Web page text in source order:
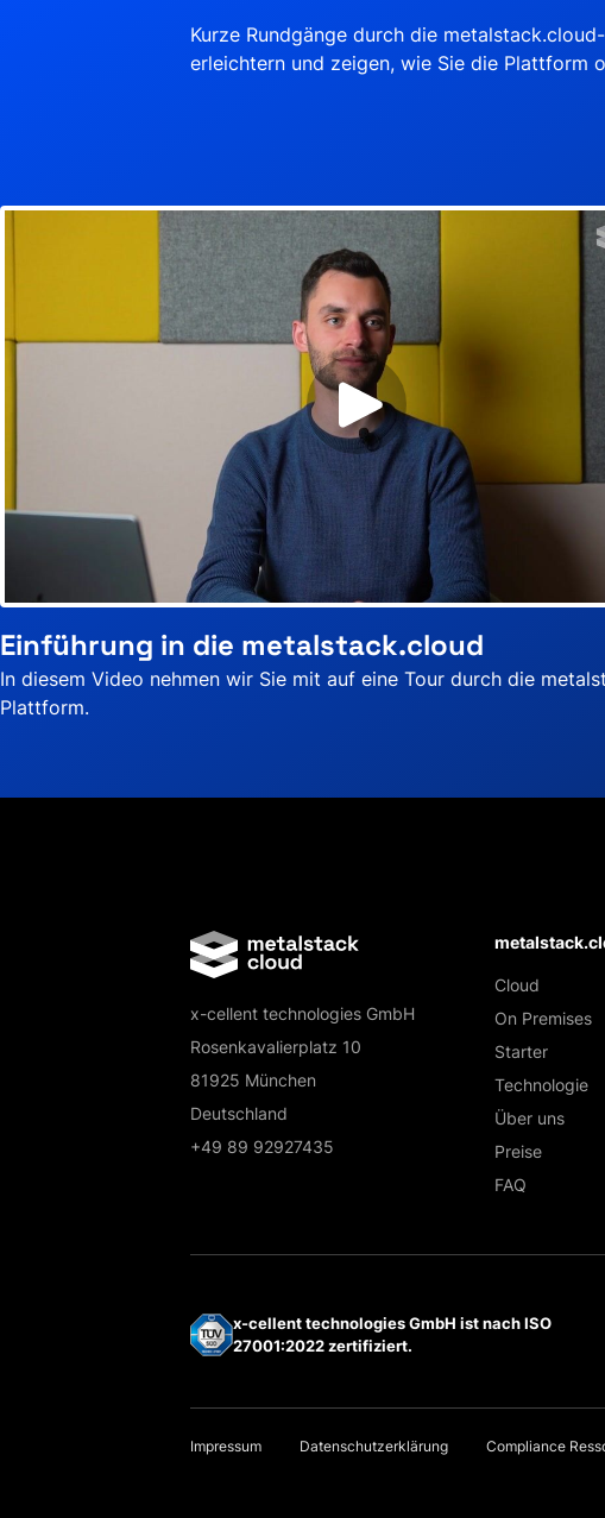
Kurze Rundgänge durch die
erleichtern und zeigen, wie Sie die Plattform
Einführung in die metalstack.cloud
In diesem Video nehmen wir Sie mit auf eine Tour durch die
Plattform.
x-cellent technologies GmbH
Rosenkavalierplatz 10
81925 München
Deutschland
+49 89 92927435
Cloud
On Premises
Starter
Technologie
Über uns
Preise
FAQ
x-cellent technologies GmbH ist nach ISO
27001:2022 zertifiziert.
Impressum Datenschutzerklärung Compliance